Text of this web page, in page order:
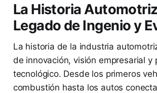
La Historia
Legado de Ingenio y
La historia de la industria
de innovación, visión empresarial y
tecnológico. Desde los primeros
combustión hasta los autos